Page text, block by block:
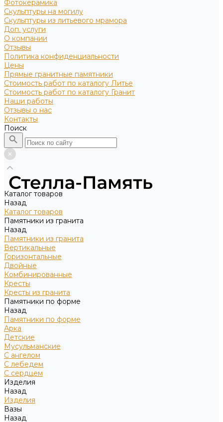
Фотокерамика
Скульптуры на могилу
Скульптуры из литьевого мрамора
Доп. услуги
О компании
Отзывы
Политика конфиденциальности
Цены
Прямые гранитные памятники
Стоимость работ по каталогу Литье
Стоимость работ по каталогу Гранит
Наши работы
Отзывы о нас
Контакты
Поиск
Каталог товаров
Назад
Каталог товаров
Памятники из гранита
Назад
Памятники из гранита
Вертикальные
Горизонтальные
Двойные
Комбинированные
Кресты
Кресты из гранита
Памятники по форме
Назад
Памятники по форме
Арка
Детские
Мусульманские
С ангелом
С лебедем
С сердцем
Изделия
Назад
Изделия
Вазы
Назад